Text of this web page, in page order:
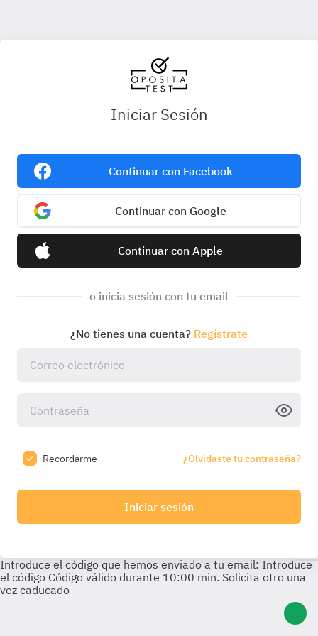
Iniciar Sesión
Continuar con Facebook
Continuar con Google
Continuar con Apple
o inicia sesión con tu email
¿No tienes una cuenta? Regístrate
Recordarme ¿Olvidaste tu contraseña?
Iniciar sesión
Introduce el código que hemos enviado a tu email: Introduce
el código Código válido durante 10:00 min. Solicita otro una
vez caducado